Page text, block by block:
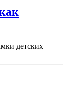
детских